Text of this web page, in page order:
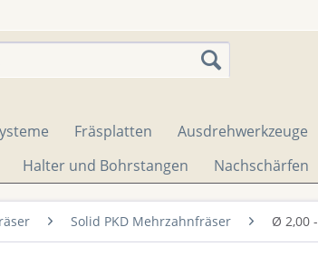
Fräsplatten
Ausdrehwerkzeuge
Halter und Bohrstangen Nachschärfen
Solid PKD Mehrzahnfräser Ø 2,00